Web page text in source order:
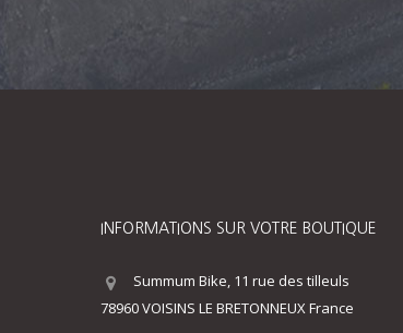
INFORMATIONS SUR VOTRE BOUTIQUE
Summum Bike, 11 rue des tilleuls
78960 VOISINS LE BRETONNEUX France